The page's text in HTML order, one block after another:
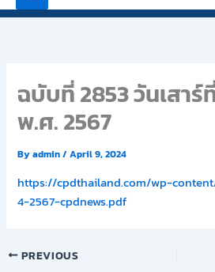
ฉบับที่ 2853 วันเสาร์
พ.ศ. 2567
Byadmin/April 9, 2024
https://cpdthailand.com/wp-
4-2567-cpdnews.pdf
PREVIOUS